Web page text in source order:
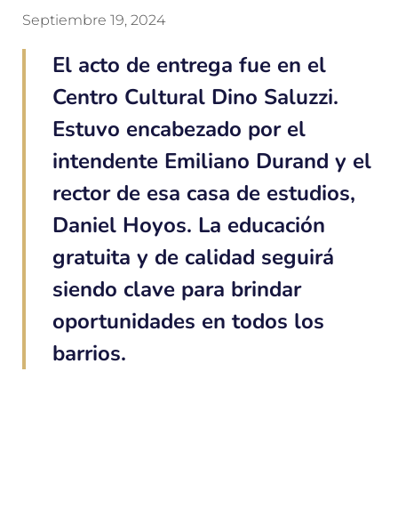
Septiembre 19, 2024
El acto de entrega fue en el
Centro Cultural Dino Saluzzi.
Estuvo encabezado por el
intendente Emiliano Durand y el
rector de esa casa de estudios,
Daniel Hoyos. La educación
gratuita y de calidad seguirá
siendo clave para brindar
oportunidades en todos los
barrios.